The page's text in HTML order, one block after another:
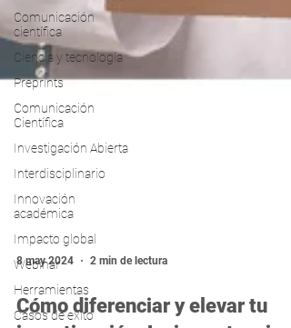
Comunicación
científica
Ciencia y tecnología
Preprints
Comunicación
Científica
Investigación Abierta
Interdisciplinario
Innovación
académica
Impacto global
Webinar
Herramientas
Casos de exito
8 may 2024 2 min de lectura